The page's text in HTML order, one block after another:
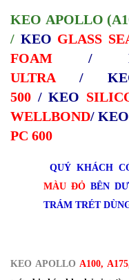
KEO APOLLO
/ KEO GLASS
FOAM /
ULTRA/
500 /KEO
WELLBOND/ KEO
PC 600
QUÝ KHÁCH
MÀU ĐỎBÊN
TRÁM TRÉT
KEO APOLLO A100,